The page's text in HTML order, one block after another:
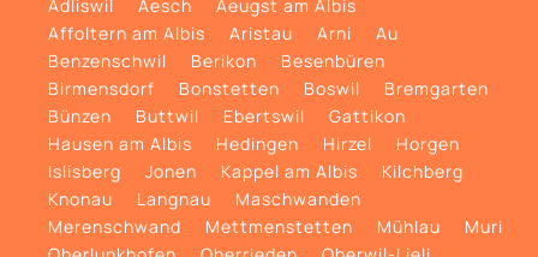
Adliswil Aesch
Aeugst am Albis
Affoltern am Albis
Aristau Arni
Au
Benzenschwil
Berikon
Besenbüren
Birmensdorf
Bonstetten Boswil
Bremgarten
Bünzen
Buttwil Ebertswil
Gattikon
Hausen am Albis
Hedingen Hirzel
Horgen
Islisberg
Jonen Kappel am Albis
Kilchberg
Knonau
Langnau
Maschwanden
Merenschwand
Mettmenstetten Mühlau
Muri